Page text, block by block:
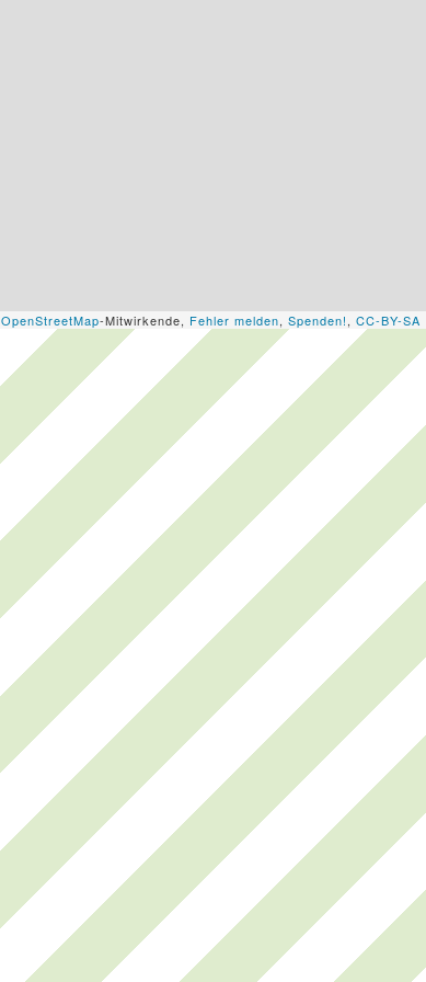
OpenStreetMap-Mitwirkende, Fehler melden, Spenden!, CC-BY-SA